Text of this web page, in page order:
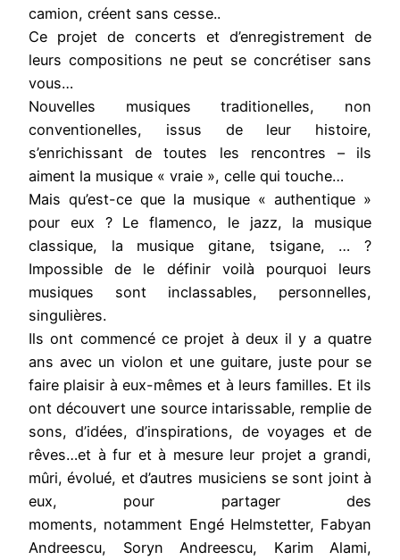
camion, créent sans cesse..
Ce projet de concerts et d’enregistrement de
leurs compositions ne peut se concrétiser sans
vous…
Nouvelles musiques traditionelles, non
conventionelles, issus de leur histoire,
s’enrichissant de toutes les rencontres – ils
aiment la musique « vraie », celle qui touche…
Mais qu’est-ce que la musique « authentique »
pour eux ? Le flamenco, le jazz, la musique
classique, la musique gitane, tsigane, … ?
Impossible de le définir voilà pourquoi leurs
musiques sont inclassables, personnelles,
singulières.
Ils ont commencé ce projet à deux il y a quatre
ans avec un violon et une guitare, juste pour se
faire plaisir à eux-mêmes et à leurs familles. Et ils
ont découvert une source intarissable, remplie de
sons, d’idées, d’inspirations, de voyages et de
rêves…et à fur et à mesure leur projet a grandi,
mûri, évolué, et d’autres musiciens se sont joint à
eux, pour partager des
moments, notamment Engé Helmstetter, Fabyan
Andreescu, Soryn Andreescu, Karim Alami,